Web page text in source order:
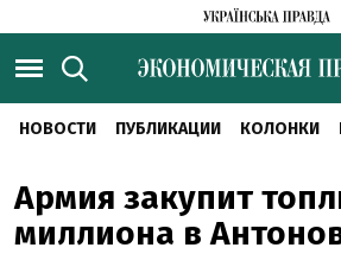
НОВОСТИ ПУБЛИКАЦИИ КОЛОНКИ
Армия закупит
миллиона в